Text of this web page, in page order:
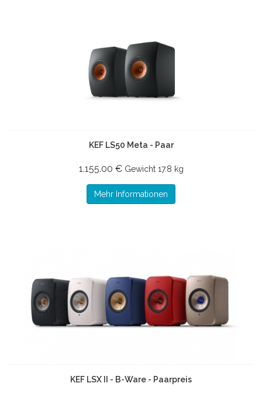
KEF LS50 Meta - Paar
1.155.00 € Gewicht 17.8 kg
Mehr Informationen
KEF LSX II - B-Ware - Paarpreis